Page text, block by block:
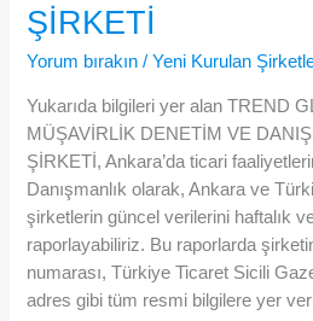
ŞİRKETİ
Yorum bırakın /Yeni Kurulan
Yukarıda bilgileri yer alan TREND
MÜŞAVİRLİK DENETİM VE
ŞİRKETİ, Ankara’da ticari
Danışmanlık olarak, Ankara ve
şirketlerin güncel verilerini haftalık
raporlayabiliriz. Bu raporlarda
numarası, Türkiye Ticaret Sicili
adres gibi tüm resmi bilgilere yer